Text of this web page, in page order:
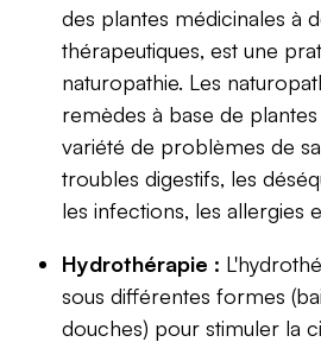
des plantes médicinales à
thérapeutiques, est une
naturopathie. Les
remèdes à base de
variété de problèmes de
troubles digestifs, les
les infections, les allergies
Hydrothérapie :
sous différentes formes
douches) pour stimuler la